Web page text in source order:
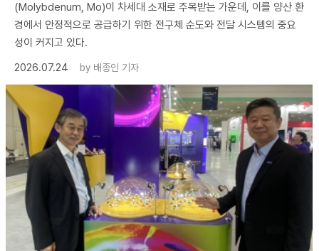
(Molybdenum, Mo)이 차세대 소재로 주목받는 가운데, 이를 양산 환
경에서 안정적으로 공급하기 위한 전구체 순도와 전달 시스템의 중요
성이 커지고 있다.
2026.07.24
by 배종인 기자